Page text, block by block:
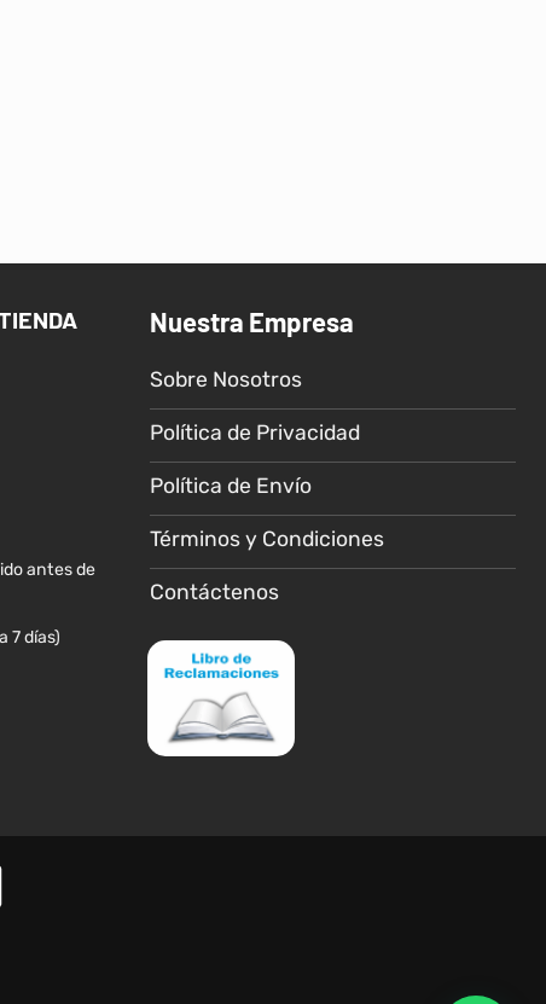
antes de
7 días)
Nuestra Empresa
Sobre Nosotros
Política de Privacidad
Política de Envío
Términos y Condiciones
Contáctenos